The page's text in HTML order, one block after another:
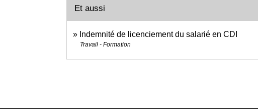
Et aussi
Indemnité de licenciement du salarié en CDI
Travail - Formation